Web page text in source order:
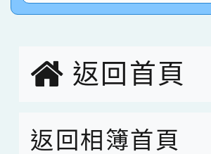
指導老師林老
賽 劉文瑛教
臺灣台語-第二
賀！本校參
市賽榮獲科
返回首頁
返回相簿首頁